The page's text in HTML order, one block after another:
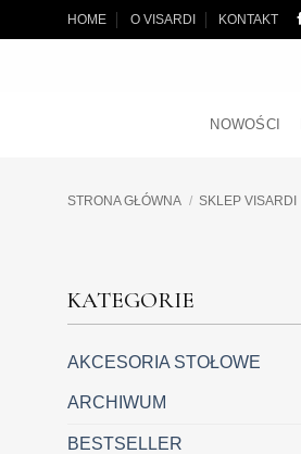
do
HOME O VISARDI KONTAKT
NOWOŚCI
STRONA GŁÓWNA / SKLEP VISARDI
KATEGORIE
AKCESORIA STOŁOWE
ARCHIWUM
BESTSELLER